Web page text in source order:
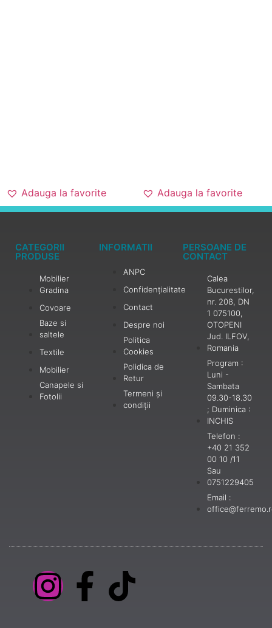
CATEGORII
PRODUSE
Mobilier
Gradina
Covoare
Baze si
saltele
Textile
Mobilier
Canapele si
Fotolii
INFORMATII
ANPC
Confidențialitate
Contact
Despre noi
Politica
Cookies
Polidica de
Retur
Termeni și
condiții
PERSOANE DE
CONTACT
Calea
Bucurestilor,
nr. 208, DN
1 075100,
OTOPENI
Jud. ILFOV,
Romania
Program :
Luni -
Sambata
09.30-18.30
; Duminica :
INCHIS
Telefon :
+40 21 352
00 10 /11
Sau
0751229405
Email :